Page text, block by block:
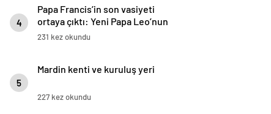
4
Papa Francis’in son vasiyeti
ortaya çıktı: Yeni Papa Leo’nun
ilk rotası Türkiye mi olacak?
231 kez okundu
5
Mardin kenti ve kuruluş yeri
227 kez okundu